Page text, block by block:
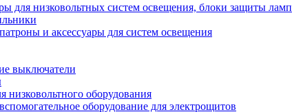
для низковольтных систем освещения, блоки защиты ламп
и аксессуары для систем освещения
выключатели
низковольтного оборудования
оборудование для электрощитов